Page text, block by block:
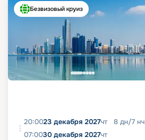
Безвизовый круиз
20:0023 декабря 2027чт 8 дн/7 нч
07:0030 декабря 2027чт